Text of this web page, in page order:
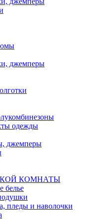
джемперы
одежды
джемперы
КОМНАТЫ
белье
пледы и наволочки